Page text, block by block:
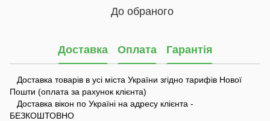
До обраного
Доставка Оплата Гарантія
Доставка товарів в усі міста України згідно тарифів Нової
Пошти (оплата за рахунок клієнта)
Доставка вікон по Україні на адресу клієнта -
БЕЗКОШТОВНО